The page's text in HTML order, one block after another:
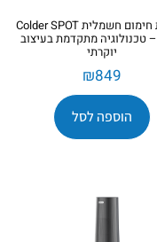
פטריית חימום חשמלית Colder SPOT
2000 – טכנולוגיה מתקדמת בעיצוב
יוקרתי
₪849
הוספה לסל